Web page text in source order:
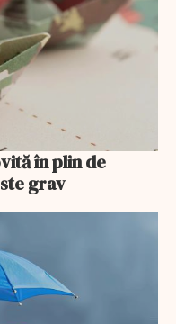
în plin de
grav